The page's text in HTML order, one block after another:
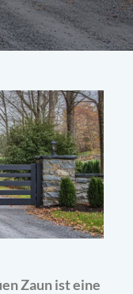
Zaun ist eine